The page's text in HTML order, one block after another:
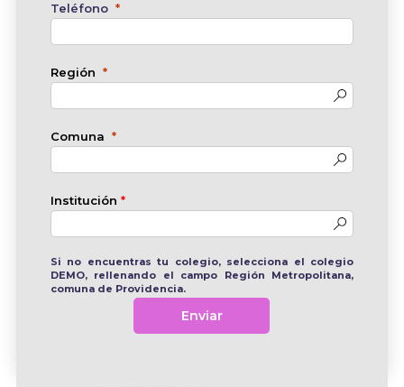
Teléfono
Región
Comuna
Institución *
Si no encuentras tu colegio, selecciona el colegio
DEMO, rellenando el campo Región Metropolitana,
comuna de Providencia.
Enviar